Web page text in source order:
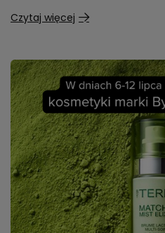
Czytaj więcej